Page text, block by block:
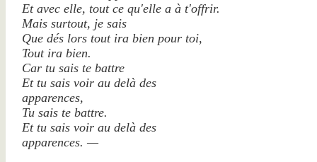
Et avec elle, tout ce qu'elle a à t'offrir.
Mais surtout, je sais
Que dés lors tout ira bien pour toi,
Tout ira bien.
Car tu sais te battre
Et tu sais voir au delà des
apparences,
Tu sais te battre.
Et tu sais voir au delà des
apparences. —